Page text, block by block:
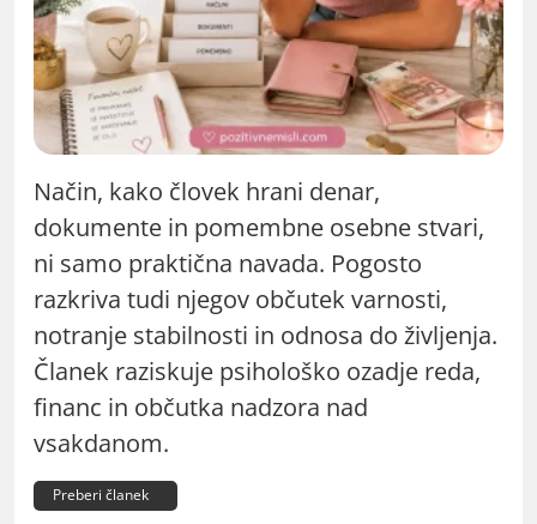
Način, kako človek hrani denar,
dokumente in pomembne osebne stvari,
ni samo praktična navada. Pogosto
razkriva tudi njegov občutek varnosti,
notranje stabilnosti in odnosa do življenja.
Članek raziskuje psihološko ozadje reda,
financ in občutka nadzora nad
vsakdanom.
Preberi članek